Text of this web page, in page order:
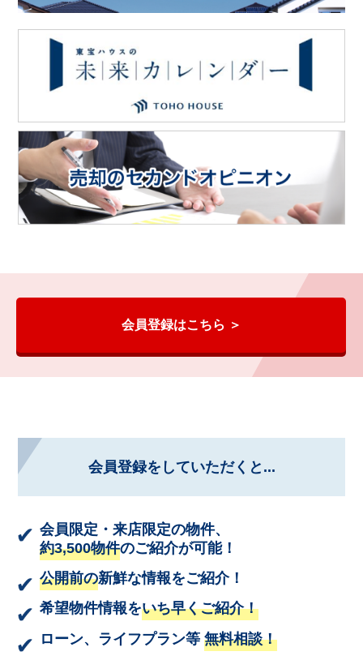
会員登録はこちら ＞
会員登録をしていただくと...
会員限定・来店限定の物件、
約3,500物件のご紹介が可能！
公開前の新鮮な情報をご紹介！
希望物件情報をいち早くご紹介！
ローン、ライフプラン等無料相談！